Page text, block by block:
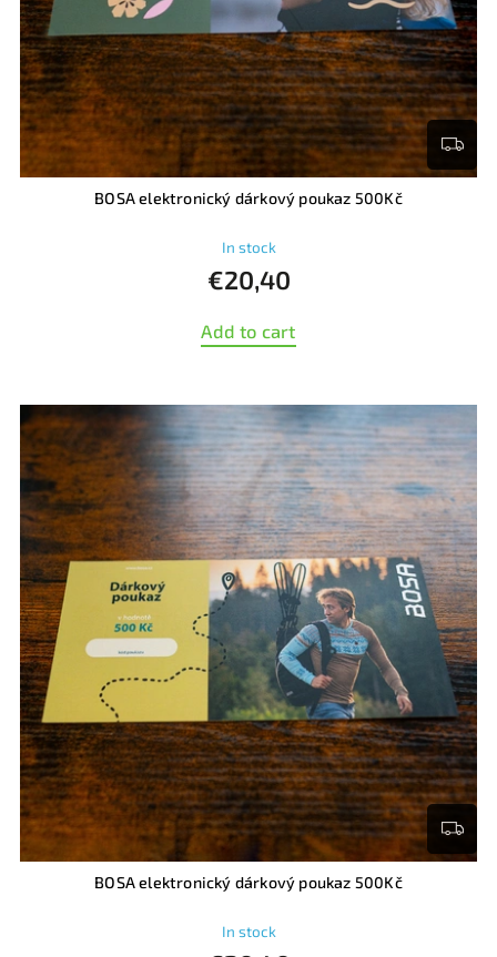
BOSA elektronický dárkový poukaz 500Kč
In stock
€20,40
Add to cart
BOSA elektronický dárkový poukaz 500Kč
In stock